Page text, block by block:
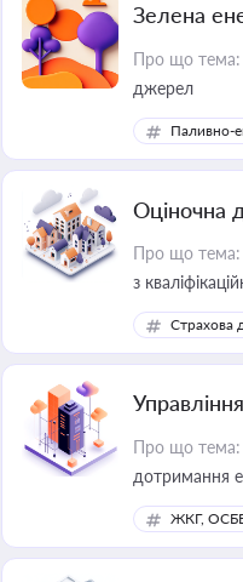
Зелена
Про що тема:
джерел
Паливно-
Оціночна
Про що тема:
з
медійних
Страхова
Про що тема:
дотримання
ЖКГ,